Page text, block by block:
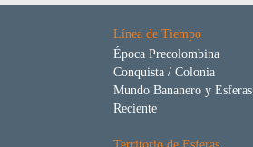
Línea de Tiempo
Época Precolombina
Conquista / Colonia
Mundo Bananero y Esferas
Reciente